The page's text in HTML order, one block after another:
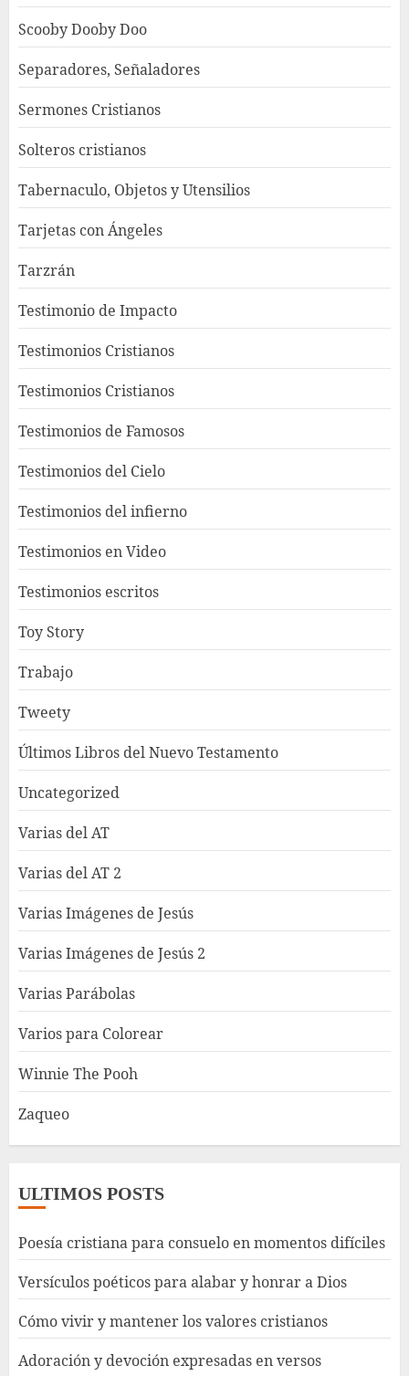
Scooby Dooby Doo
Separadores, Señaladores
Sermones Cristianos
Solteros cristianos
Tabernaculo, Objetos y Utensilios
Tarjetas con Ángeles
Tarzrán
Testimonio de Impacto
Testimonios Cristianos
Testimonios Cristianos
Testimonios de Famosos
Testimonios del Cielo
Testimonios del infierno
Testimonios en Video
Testimonios escritos
Toy Story
Trabajo
Tweety
Últimos Libros del Nuevo Testamento
Uncategorized
Varias del AT
Varias del AT 2
Varias Imágenes de Jesús
Varias Imágenes de Jesús 2
Varias Parábolas
Varios para Colorear
Winnie The Pooh
Zaqueo
ULTIMOS POSTS
Poesía cristiana para consuelo en momentos difíciles
Versículos poéticos para alabar y honrar a Dios
Cómo vivir y mantener los valores cristianos
Adoración y devoción expresadas en versos